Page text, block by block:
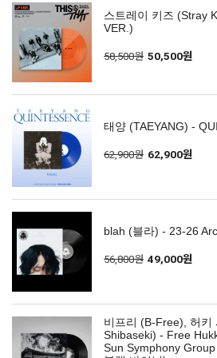
스트레이 키즈 (Stray
VER.)
58,500원 50,500원
태양 (TAEYANG) -
62,900원 62,900원
blah (블라) - 23-26
56,800원 49,000원
비프리 (B-Free), 허키
Shibaseki) - Free
Sun Symphony